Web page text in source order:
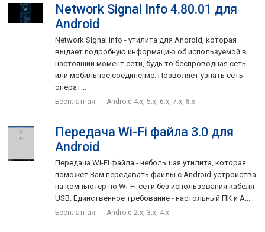
Network Signal Info 4.80.01 для
Android
Network Signal Info - утилита для Android, которая
выдает подробную информацию об используемой в
настоящий момент сети, будь то беспроводная сеть
или мобильное соединение. Позволяет узнать сеть
операт...
Бесплатная Android 4.x, 5.x, 6.x, 7.x, 8.x
Передача Wi-Fi файла 3.0 для
Android
Передача Wi-Fi файла - небольшая утилита, которая
поможет Вам передавать файлы с Android-устройства
на компьютер по Wi-Fi-сети без использования кабеля
USB. Единственное требование - настольный ПК и A...
Бесплатная Android 2.x, 3.x, 4.x